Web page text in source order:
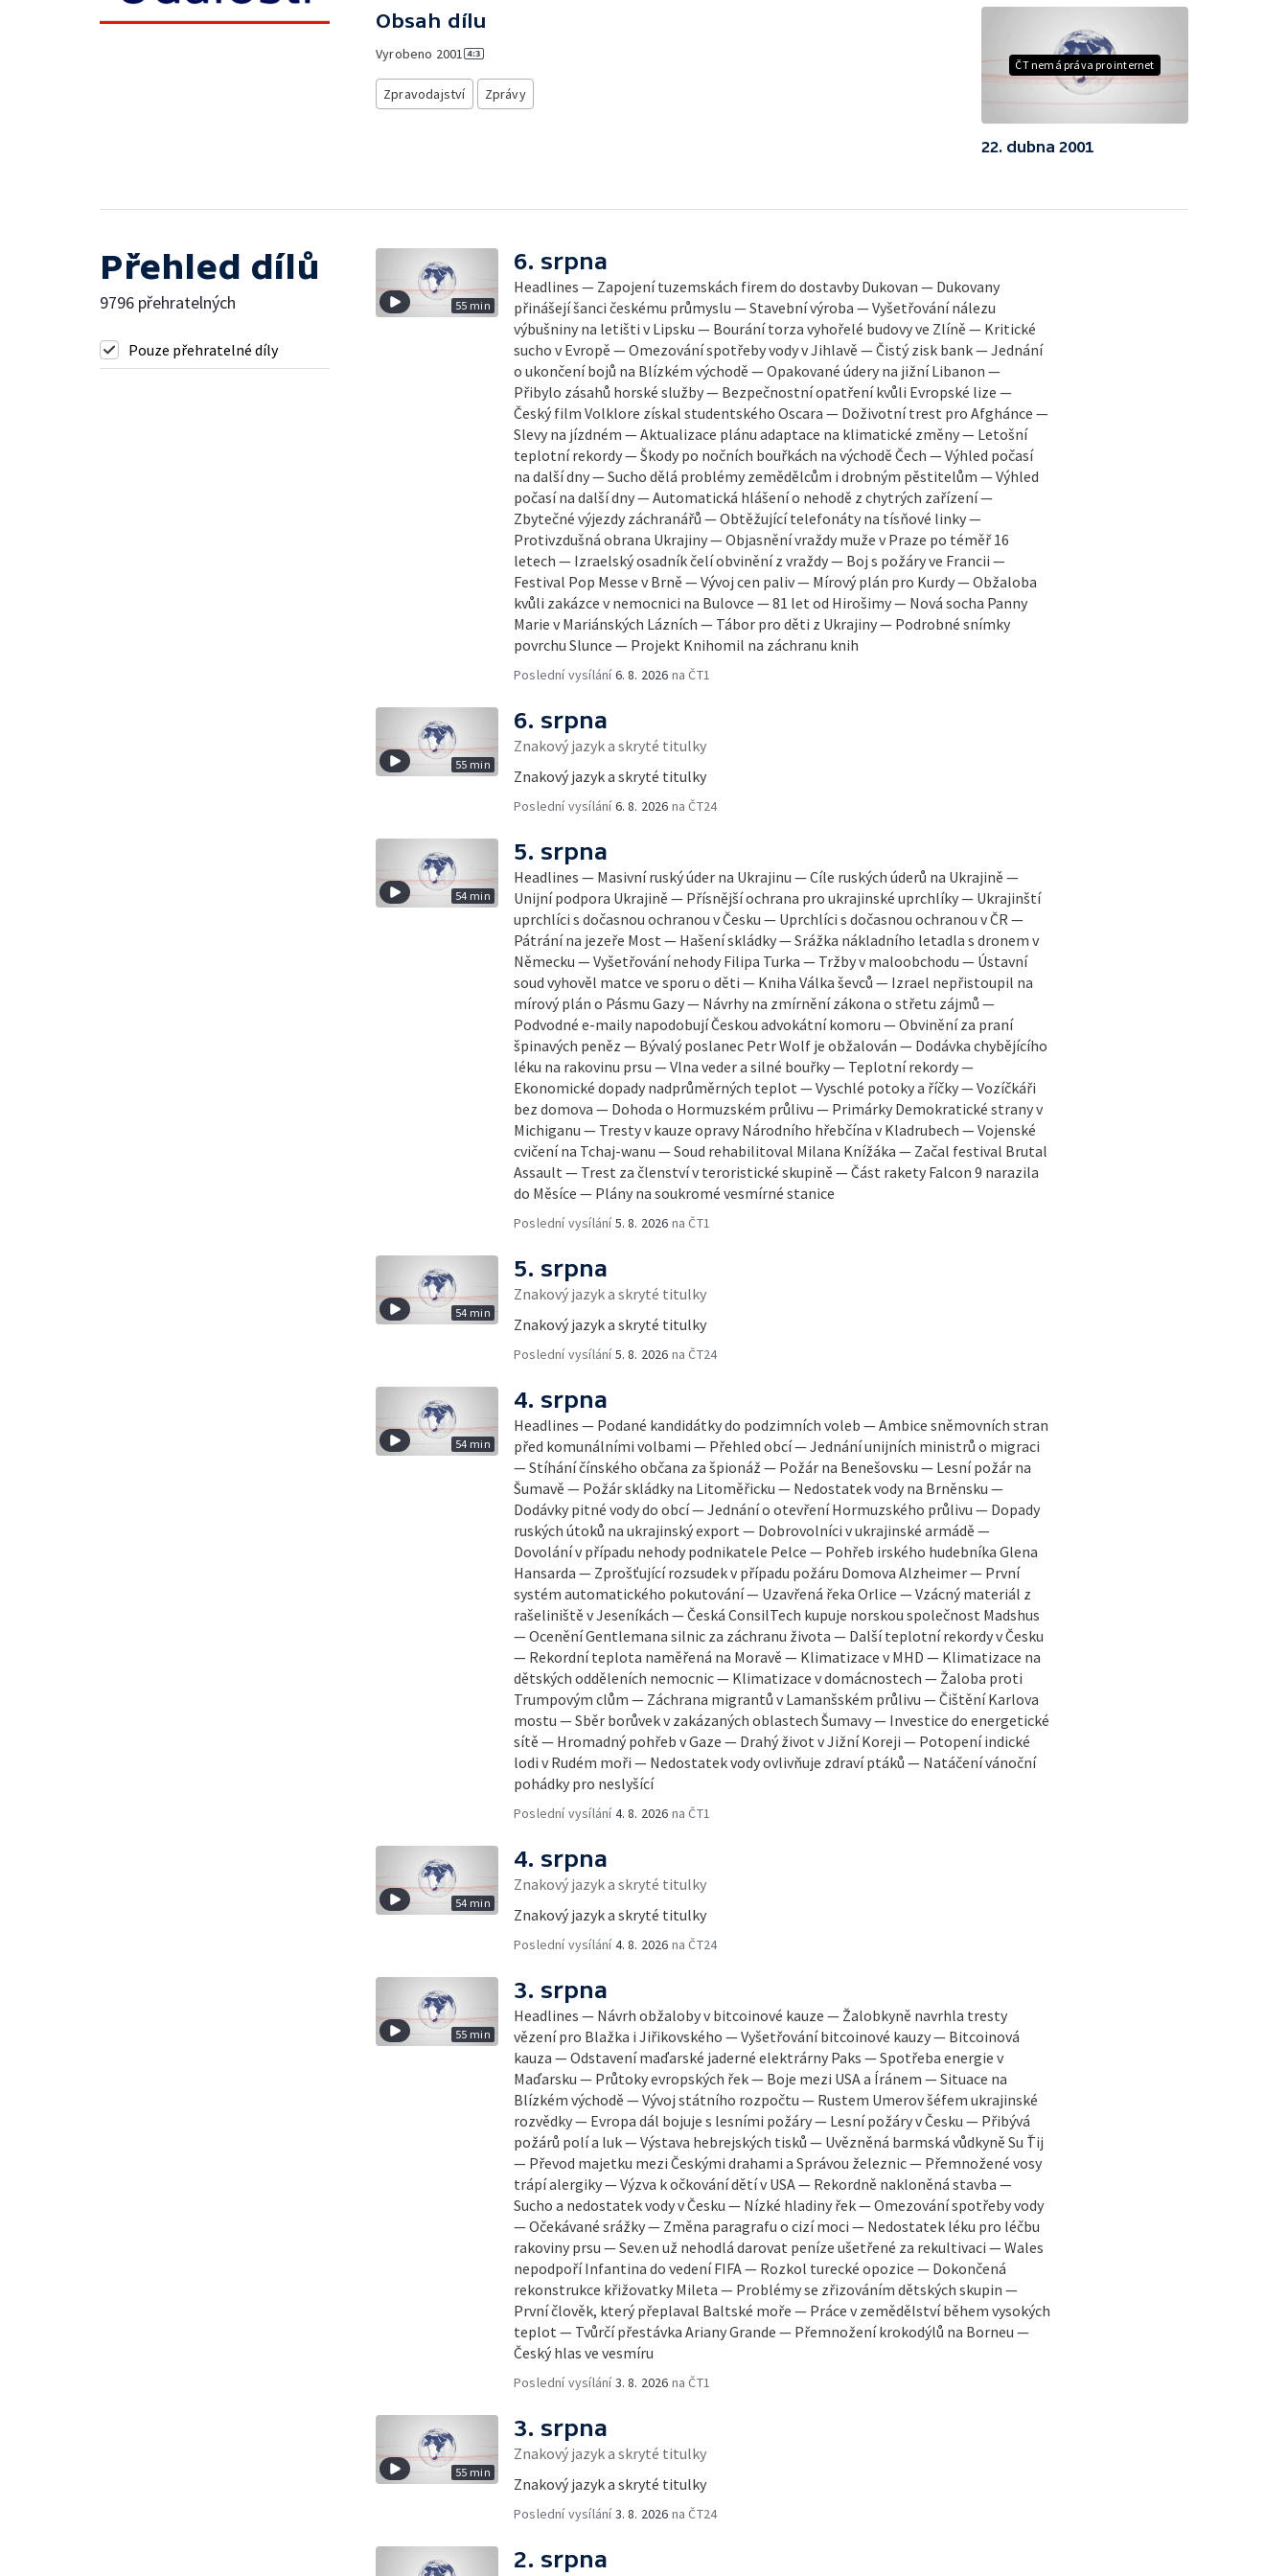
Obsah dílu
Vyrobeno 2001
Zpravodajství Zprávy
ČT nemá práva pro internet
22. dubna 2001
Přehled dílů
9796 přehratelných
Pouze přehratelné díly
55 min
6. srpna
Headlines — Zapojení tuzemskách firem do dostavby Dukovan — Dukovany
přinášejí šanci českému průmyslu — Stavební výroba — Vyšetřování nálezu
výbušniny na letišti v Lipsku — Bourání torza vyhořelé budovy ve Zlíně — Kritické
sucho v Evropě — Omezování spotřeby vody v Jihlavě — Čistý zisk bank — Jednání
o ukončení bojů na Blízkém východě — Opakované údery na jižní Libanon —
Přibylo zásahů horské služby — Bezpečnostní opatření kvůli Evropské lize —
Český film Volklore získal studentského Oscara — Doživotní trest pro Afghánce —
Slevy na jízdném — Aktualizace plánu adaptace na klimatické změny — Letošní
teplotní rekordy — Škody po nočních bouřkách na východě Čech — Výhled počasí
na další dny — Sucho dělá problémy zemědělcům i drobným pěstitelům — Výhled
počasí na další dny — Automatická hlášení o nehodě z chytrých zařízení —
Zbytečné výjezdy záchranářů — Obtěžující telefonáty na tísňové linky —
Protivzdušná obrana Ukrajiny — Objasnění vraždy muže v Praze po téměř 16
letech — Izraelský osadník čelí obvinění z vraždy — Boj s požáry ve Francii —
Festival Pop Messe v Brně — Vývoj cen paliv — Mírový plán pro Kurdy — Obžaloba
kvůli zakázce v nemocnici na Bulovce — 81 let od Hirošimy — Nová socha Panny
Marie v Mariánských Lázních — Tábor pro děti z Ukrajiny — Podrobné snímky
povrchu Slunce — Projekt Knihomil na záchranu knih
Poslední vysílání6. 8. 2026 na ČT1
55 min
6. srpna
Znakový jazyk a skryté titulky
Znakový jazyk a skryté titulky
Poslední vysílání6. 8. 2026 na ČT24
54 min
5. srpna
Headlines — Masivní ruský úder na Ukrajinu — Cíle ruských úderů na Ukrajině —
Unijní podpora Ukrajině — Přísnější ochrana pro ukrajinské uprchlíky — Ukrajinští
uprchlíci s dočasnou ochranou v Česku — Uprchlíci s dočasnou ochranou v ČR —
Pátrání na jezeře Most — Hašení skládky — Srážka nákladního letadla s dronem v
Německu — Vyšetřování nehody Filipa Turka — Tržby v maloobchodu — Ústavní
soud vyhověl matce ve sporu o děti — Kniha Válka ševců — Izrael nepřistoupil na
mírový plán o Pásmu Gazy — Návrhy na zmírnění zákona o střetu zájmů —
Podvodné e-maily napodobují Českou advokátní komoru — Obvinění za praní
špinavých peněz — Bývalý poslanec Petr Wolf je obžalován — Dodávka chybějícího
léku na rakovinu prsu — Vlna veder a silné bouřky — Teplotní rekordy —
Ekonomické dopady nadprůměrných teplot — Vyschlé potoky a říčky — Vozíčkáři
bez domova — Dohoda o Hormuzském průlivu — Primárky Demokratické strany v
Michiganu — Tresty v kauze opravy Národního hřebčína v Kladrubech — Vojenské
cvičení na Tchaj-wanu — Soud rehabilitoval Milana Knížáka — Začal festival Brutal
Assault — Trest za členství v teroristické skupině — Část rakety Falcon 9 narazila
do Měsíce — Plány na soukromé vesmírné stanice
Poslední vysílání5. 8. 2026 na ČT1
54 min
5. srpna
Znakový jazyk a skryté titulky
Znakový jazyk a skryté titulky
Poslední vysílání5. 8. 2026 na ČT24
54 min
4. srpna
Headlines — Podané kandidátky do podzimních voleb — Ambice sněmovních stran
před komunálními volbami — Přehled obcí — Jednání unijních ministrů o migraci
— Stíhání čínského občana za špionáž — Požár na Benešovsku — Lesní požár na
Šumavě — Požár skládky na Litoměřicku — Nedostatek vody na Brněnsku —
Dodávky pitné vody do obcí — Jednání o otevření Hormuzského průlivu — Dopady
ruských útoků na ukrajinský export — Dobrovolníci v ukrajinské armádě —
Dovolání v případu nehody podnikatele Pelce — Pohřeb irského hudebníka Glena
Hansarda — Zprošťující rozsudek v případu požáru Domova Alzheimer — První
systém automatického pokutování — Uzavřená řeka Orlice — Vzácný materiál z
rašeliniště v Jeseníkách — Česká ConsilTech kupuje norskou společnost Madshus
— Ocenění Gentlemana silnic za záchranu života — Další teplotní rekordy v Česku
— Rekordní teplota naměřená na Moravě — Klimatizace v MHD — Klimatizace na
dětských odděleních nemocnic — Klimatizace v domácnostech — Žaloba proti
Trumpovým clům — Záchrana migrantů v Lamanšském průlivu — Čištění Karlova
mostu — Sběr borůvek v zakázaných oblastech Šumavy — Investice do energetické
sítě — Hromadný pohřeb v Gaze — Drahý život v Jižní Koreji — Potopení indické
lodi v Rudém moři — Nedostatek vody ovlivňuje zdraví ptáků — Natáčení vánoční
pohádky pro neslyšící
Poslední vysílání4. 8. 2026 na ČT1
54 min
4. srpna
Znakový jazyk a skryté titulky
Znakový jazyk a skryté titulky
Poslední vysílání4. 8. 2026 na ČT24
55 min
3. srpna
Headlines — Návrh obžaloby v bitcoinové kauze — Žalobkyně navrhla tresty
vězení pro Blažka i Jiřikovského — Vyšetřování bitcoinové kauzy — Bitcoinová
kauza — Odstavení maďarské jaderné elektrárny Paks — Spotřeba energie v
Maďarsku — Průtoky evropských řek — Boje mezi USA a Íránem — Situace na
Blízkém východě — Vývoj státního rozpočtu — Rustem Umerov šéfem ukrajinské
rozvědky — Evropa dál bojuje s lesními požáry — Lesní požáry v Česku — Přibývá
požárů polí a luk — Výstava hebrejských tisků — Uvězněná barmská vůdkyně Su Ťij
— Převod majetku mezi Českými drahami a Správou železnic — Přemnožené vosy
trápí alergiky — Výzva k očkování dětí v USA — Rekordně nakloněná stavba —
Sucho a nedostatek vody v Česku — Nízké hladiny řek — Omezování spotřeby vody
— Očekávané srážky — Změna paragrafu o cizí moci — Nedostatek léku pro léčbu
rakoviny prsu — Sev.en už nehodlá darovat peníze ušetřené za rekultivaci — Wales
nepodpoří Infantina do vedení FIFA — Rozkol turecké opozice — Dokončená
rekonstrukce křižovatky Mileta — Problémy se zřizováním dětských skupin —
První člověk, který přeplaval Baltské moře — Práce v zemědělství během vysokých
teplot — Tvůrčí přestávka Ariany Grande — Přemnožení krokodýlů na Borneu —
Český hlas ve vesmíru
Poslední vysílání3. 8. 2026 na ČT1
55 min
3. srpna
Znakový jazyk a skryté titulky
Znakový jazyk a skryté titulky
Poslední vysílání3. 8. 2026 na ČT24
2. srpna